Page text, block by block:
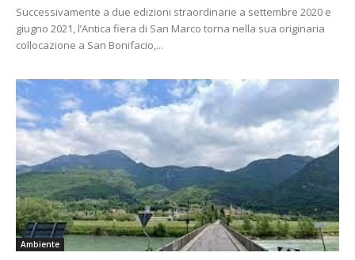
Successivamente a due edizioni straordinarie a settembre 2020 e
giugno 2021, l’Antica fiera di San Marco torna nella sua originaria
collocazione a San Bonifacio,...
Ambiente